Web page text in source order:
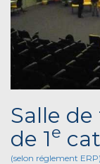
Salle de
de 1e
(selon réglement ERP)